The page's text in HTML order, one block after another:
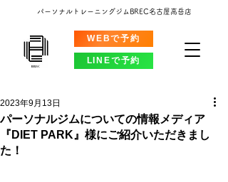
LINEで予約
WEBで予約
パーソナルトレーニングジムBREC名古屋高岳店
パーソナルジムについての情報メディア
『DIET PARK』様にご紹介いただきまし
た！
2023年9月13日